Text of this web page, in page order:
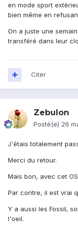
en mode sport
bien même en
On a juste une
transféré dans leur
Citer
Zebulon
Posté(e) 26
J'étais totalement
Merci du retour.
Mais bon, avec cet
Par contre, il est vrai
Y a aussi les Fossil,
l'oeil.